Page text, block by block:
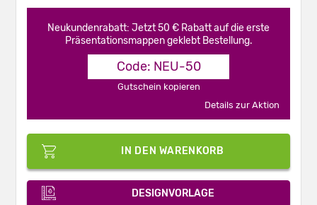
Neukundenrabatt: Jetzt 50 € Rabatt auf die erste
Präsentationsmappen geklebt Bestellung.
Code: NEU-50
Gutschein kopieren
Details zur Aktion
IN DEN WARENKORB
DESIGNVORLAGE